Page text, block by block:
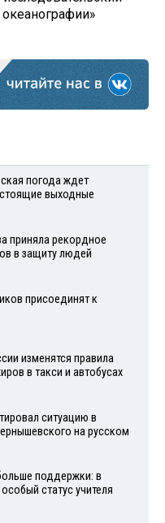
океанографии»
погода ждет
выходные
приняла рекордное
в защиту людей
присоединят к
изменятся правила
в такси и автобусах
ситуацию в
на русском
поддержки: в
статус учителя